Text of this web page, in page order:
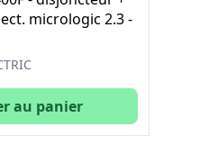
micrologic 2.3 -
au panier